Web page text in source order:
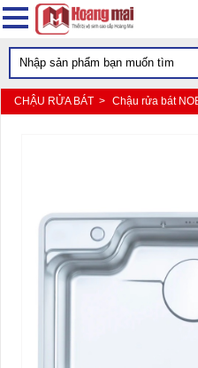
CHẬU RỬA BÁT > Chậu rửa bát